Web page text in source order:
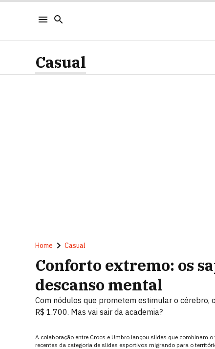
Casual
Home Casual
Conforto extremo: os
descanso mental
Com nódulos que prometem estimular o cérebro,
R$ 1.700. Mas vai sair da academia?
A colaboração entre Crocs e Umbro lançou slides que combinam
recentes da categoria de slides esportivos migrando para o